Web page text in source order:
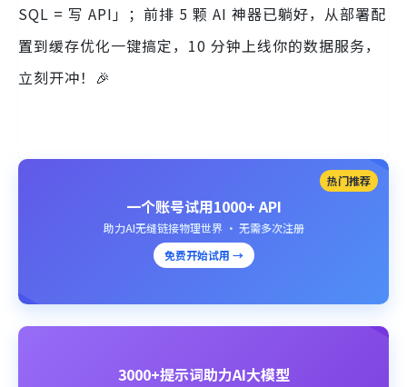
SQL = 写 API」；前排 5 颗 AI 神器已躺好，从部署配
置到缓存优化一键搞定，10 分钟上线你的数据服务，
立刻开冲！🎉
热门推荐
一个账号试用1000+ API
助力AI无缝链接物理世界 · 无需多次注册
免费开始试用 →
3000+提示词助力AI大模型